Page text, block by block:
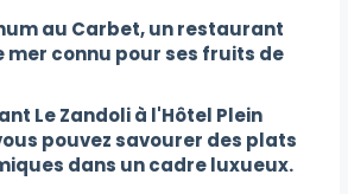
au Carbet, un restaurant
mer connu pour ses fruits de
Le Zandolià l'Hôtel Plein
pouvez savourer des plats
dans un cadre luxueux.